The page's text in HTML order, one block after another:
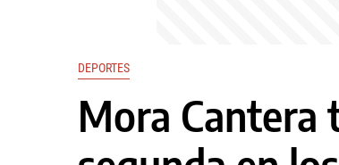
DEPORTES
Mora Cantera